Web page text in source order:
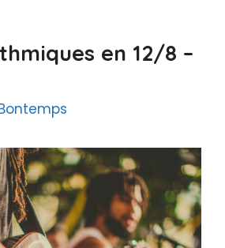
en 12/8 –